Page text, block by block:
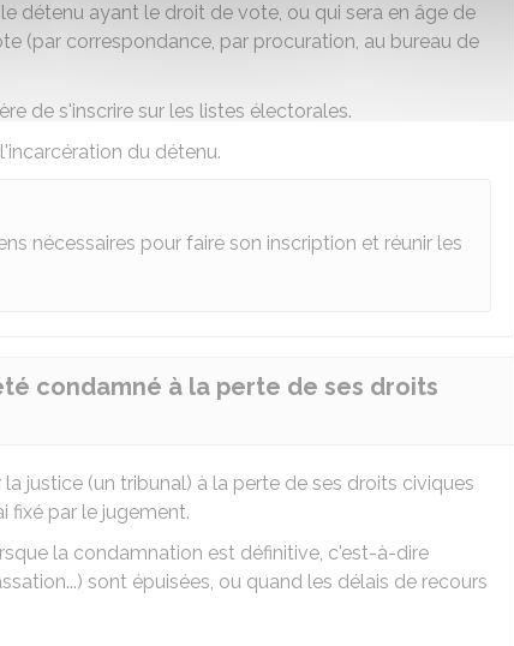
détenu ayant le droit de vote, ou qui sera en âge de
(par correspondance, par procuration, au bureau de
de s'inscrire sur les listes électorales.
du détenu.
nécessaires pour faire son inscription et réunir les
condamné à la perte de ses droits
justice (un tribunal) à la perte de ses droits civiques
fixé par le jugement.
la condamnation est définitive, c'est-à-dire
sont épuisées, ou quand les délais de recours